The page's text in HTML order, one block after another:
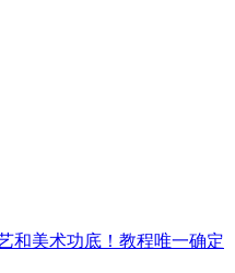
和美术功底！教程唯一确定